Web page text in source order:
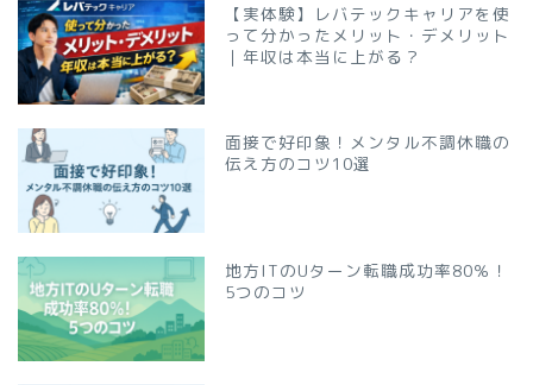
【実体験】レバテックキャリアを使
って分かったメリット・デメリット
｜年収は本当に上がる？
面接で好印象！メンタル不調休職の
伝え方のコツ10選
地方ITのUターン転職成功率80％！
5つのコツ